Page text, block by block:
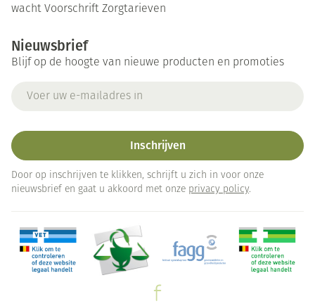
wacht Voorschrift Zorgtarieven
Nieuwsbrief
Blijf op de hoogte van nieuwe producten en promoties
Inschrijven
Door op inschrijven te klikken, schrijft u zich in voor onze
nieuwsbrief en gaat u akkoord met onze privacy policy.